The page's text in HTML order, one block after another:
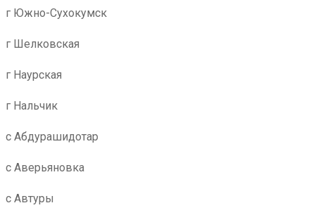
г Южно-Сухокумск
г Шелковская
г Наурская
г Нальчик
с Абдурашидотар
с Аверьяновка
с Автуры